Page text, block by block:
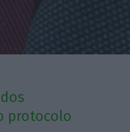
protocolo